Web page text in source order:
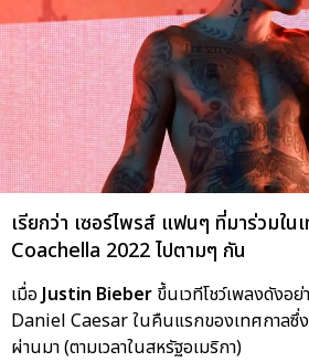
เรียกว่า เซอร์ไพรส์ แฟนๆ ที่มาร่วมใน
Coachella 2022 ไปตามๆ กัน
เมื่อ Justin Bieber ขึ้นเวทีโชว์เพลงดังอ
Daniel Caesar ในคืนแรกของเทศกาลซึ่
ผ่านมา (ตามเวลาในสหรัฐอเมริกา)